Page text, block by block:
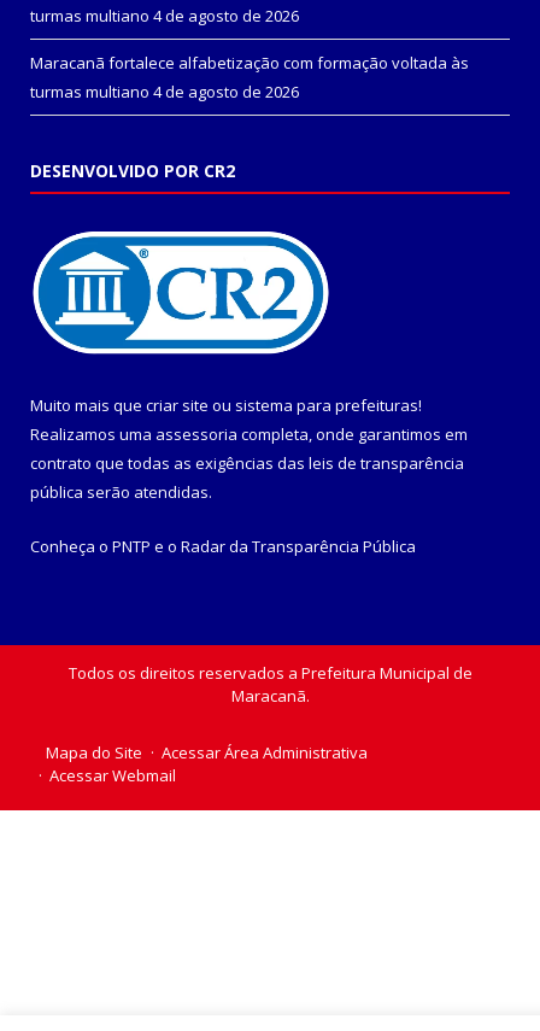
turmas multiano 4 de agosto de 2026
Maracanã fortalece alfabetização com formação voltada às
turmas multiano 4 de agosto de 2026
DESENVOLVIDO POR CR2
Muito mais que criar site ou sistema para prefeituras!
Realizamos uma assessoria completa, onde garantimos em
contrato que todas as exigências das leis de transparência
pública serão atendidas.
Conheça o PNTP e o Radar da Transparência Pública
Todos os direitos reservados a Prefeitura Municipal de
Maracanã.
Mapa do Site
Acessar Área Administrativa
Acessar Webmail